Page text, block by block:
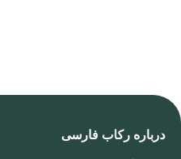
درباره رکاب فارسی